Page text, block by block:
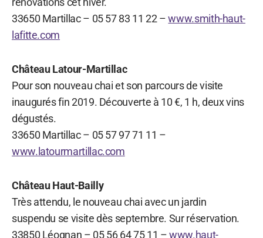
33650 Martillac – 05 57 83 11 22 –www.smith-haut-
lafitte.com
Château Latour-Martillac
Pour son nouveau chai et son parcours de visite
inaugurés fin 2019. Découverte à 10 €, 1 h, deux vins
dégustés.
33650 Martillac – 05 57 97 71 11 –
www.latourmartillac.com
Château Haut-Bailly
Très attendu, le nouveau chai avec un jardin
suspendu se visite dès septembre. Sur réservation.
33850 Léognan – 05 56 64 75 11 –www.haut-